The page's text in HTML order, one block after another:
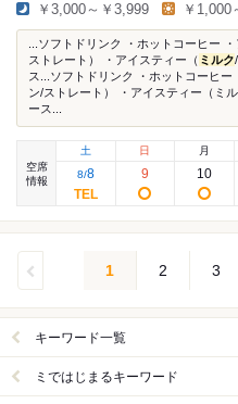
￥3,000～￥3,999 ￥1,000
...ソフトドリンク ・ホットコーヒー
ストレート） ・アイスティー（ ミルク
ス...ソフトドリンク ・ホットコーヒー
ン/ストレート） ・アイスティー（ミ
ース...
空席
情報
土
8/8
日
9
月
10
1 2 3
キーワード一覧
ミではじまるキーワード